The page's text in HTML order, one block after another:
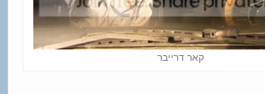
קאר דרייבר